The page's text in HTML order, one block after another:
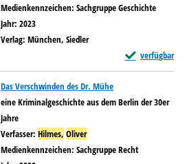
Medienkennzeichen: Sachgruppe Geschichte
Jahr: 2023
Verlag: München, Siedler
verfügbar
Exemplar-Details
Das Verschwinden des Dr. Mühe
eine Kriminalgeschichte aus dem Berlin der 30er
Jahre
Verfasser: Hilmes, OliverSuche nach diesem Verfasser
Medienkennzeichen: Sachgruppe Recht